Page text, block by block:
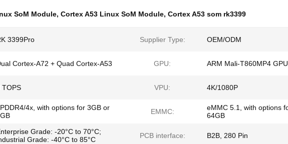
SoM Module, Cortex A53 Linux SoM Module, Cortex A53 som rk3399
3399Pro Supplier Type: OEM/ODM
Cortex-A72 + Quad Cortex-A53 GPU: ARM Mali-T860MP4 GPU
TOPS VPU: 4K/1080P
4x, with options for 3GB or
EMMC:
eMMC 5.1, with options
64GB
Grade: -20°C to 70°C;
Grade: -40°C to 85°C
PCB interface: B2B, 280 Pin